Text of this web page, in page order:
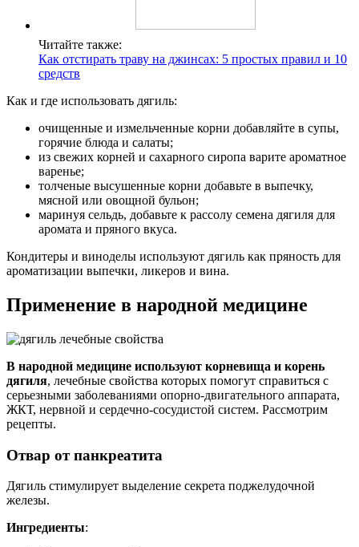
Читайте также:
Как отстирать траву на джинсах: 5 простых правил и 10
средств
Как и где использовать дягиль:
очищенные и измельченные корни добавляйте в супы,
горячие блюда и салаты;
из свежих корней и сахарного сиропа варите ароматное
варенье;
толченые высушенные корни добавьте в выпечку,
мясной или овощной бульон;
маринуя сельдь, добавьте к рассолу семена дягиля для
аромата и пряного вкуса.
Кондитеры и виноделы используют дягиль как пряность для
ароматизации выпечки, ликеров и вина.
Применение в народной медицине
В народной медицине используют корневища и корень
дягиля, лечебные свойства которых помогут справиться с
серьезными заболеваниями опорно-двигательного аппарата,
ЖКТ, нервной и сердечно-сосудистой систем. Рассмотрим
рецепты.
Отвар от панкреатита
Дягиль стимулирует выделение секрета поджелудочной
железы.
Ингредиенты: